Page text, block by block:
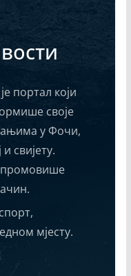
портал који
своје
у Фочи,
свијету.
промовише
мјесту.